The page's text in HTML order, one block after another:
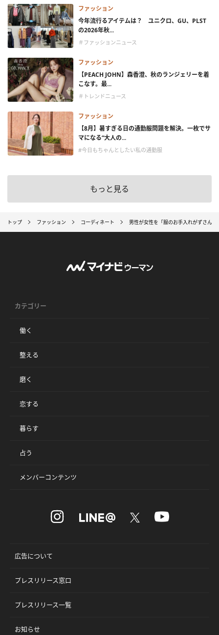
ファッション
今年流行るアイテムは？ ユニクロ、GU、PLST
の2026年秋...
＃ファッションニュース
ファッション
【PEACH JOHN】森香澄、秋のランジェリーを着
こなす。最...
＃トレンドニュース
ファッション
【8月】暑すぎる日の通勤服問題を解決。一枚でサ
マになる“大人の...
#今日もちゃんとしたい私の通勤服
もっと見る
トップ ファッション コーディネート 男性が女性を「服のお手入れがずさん
カテゴリー
働く
整える
磨く
恋する
暮らす
占う
メンバーコンテンツ
広告について
プレスリリース窓口
プレスリリース一覧
お知らせ